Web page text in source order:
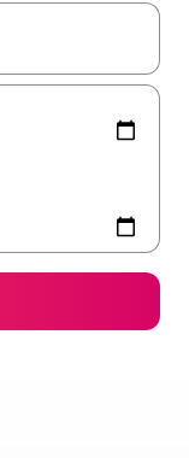
explore-os